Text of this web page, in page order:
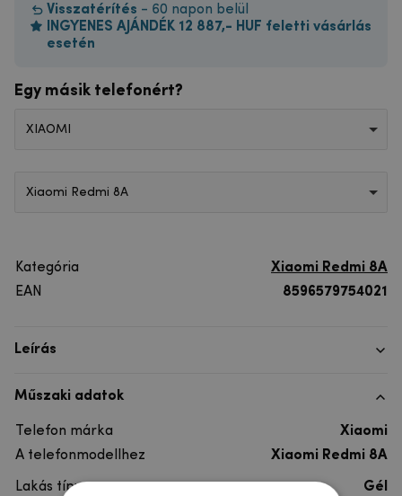
Visszatérítés - 60 napon belül
INGYENES AJÁNDÉK 12 887,- HUF feletti vásárlás
esetén
Egy másik telefonért?
XIAOMI
Xiaomi Redmi 8A
Kategória
Xiaomi Redmi 8A
EAN
8596579754021
Leírás
Műszaki adatok
Telefon márka
Xiaomi
A telefonmodellhez
Xiaomi Redmi 8A
Lakás típusa
Gél